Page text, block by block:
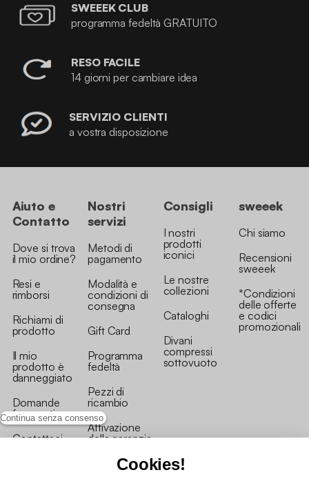
Continua senza consenso
Cookies!
SWEEEK CLUB
programma fedeltà GRATUITO
RESO FACILE
14 giorni per cambiare idea
SERVIZIO CLIENTI
a vostra disposizione
Aiuto e
Contatto
Dove si trova
il mio ordine?
Resi e
rimborsi
Richiami di
prodotto
Il mio
prodotto è
danneggiato
Domande
frequenti
Contattaci
Nostri
servizi
Metodi di
pagamento
Modalità e
condizioni di
consegna
Gift Card
Programma
fedeltà
Pezzi di
ricambio
Attivazione
della garanzia
Consigli
I nostri
prodotti
iconici
Le nostre
collezioni
Cataloghi
Divani
compressi
sottovuoto
sweeek
Chi siamo
Recensioni
sweeek
*Condizioni
delle offerte
e codici
promozionali